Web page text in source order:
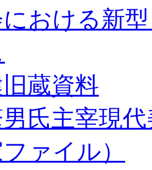
における新
蔵資料
氏主宰現
ファイル）